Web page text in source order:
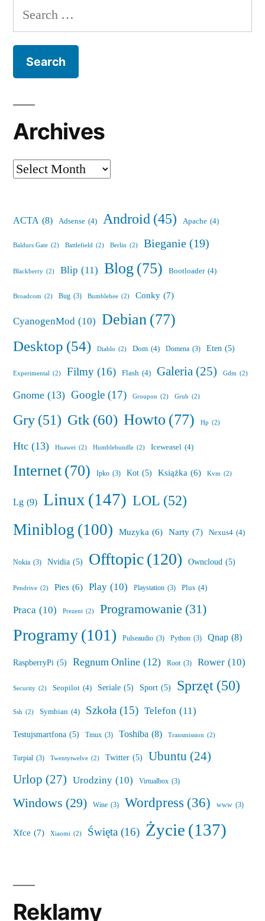
Search
for:
Archives
Archives
ACTA (8) Adsense (4) Android (45) Apache (4)
Baldurs Gate (2) Battlefield (2) Berlin (2) Bieganie (19)
Blackberry (2) Blip (11) Blog(75) Bootloader (4)
Broadcom (2) Bug (3) Bumblebee (2) Conky (7)
CyanogenMod (10) Debian(77)
Desktop (54) Diablo (2) Dom (4) Domena (3) Eten (5)
Experimental (2) Filmy (16) Flash (4) Galeria (25) Gdm (2)
Gnome (13) Google (17) Groupon (2) Grub (2)
Gry(51) Gtk(60) Howto (77) Hp (2)
Htc (13) Huawei (2) Humblebundle (2) Iceweasel (4)
Internet(70) Ipko (3) Kot (5) Książka (6) Kvm (2)
Lg (9) Linux(147) LOL (52)
Miniblog (100) Muzyka (6) Narty (7) Nexus4 (4)
Nokia (3) Nvidia (5) Offtopic(120) Owncloud (5)
Pendrive (2) Pies (6) Play (10) Playstation (3) Plus (4)
Praca (10) Prezent (2) Programowanie (31)
Programy(101) Pulseaudio (3) Python (3) Qnap (8)
RaspberryPi (5) Regnum Online (12) Root (3) Rower (10)
Security (2) Seopilot (4) Seriale (5) Sport (5) Sprzęt(50)
Ssh (2) Symbian (4) Szkoła (15) Telefon (11)
Testujsmartfona (5) Tmux (3) Toshiba (8) Transmission (2)
Turpial (3) Twentytwelve (2) Twitter (5) Ubuntu (24)
Urlop (27) Urodziny (10) Virtualbox (3)
Windows (29) Wine (3) Wordpress (36) www (3)
Xfce (7) Xiaomi (2) Święta (16) Życie(137)
Reklamy